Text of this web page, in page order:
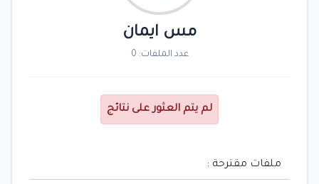
مس ايمان
عدد الملفات: 0
لم يتم العثور على نتائج
ملفات مقترحة :